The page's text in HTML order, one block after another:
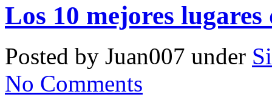
Los 10 mejores
Posted by Juan007 under
No Comments